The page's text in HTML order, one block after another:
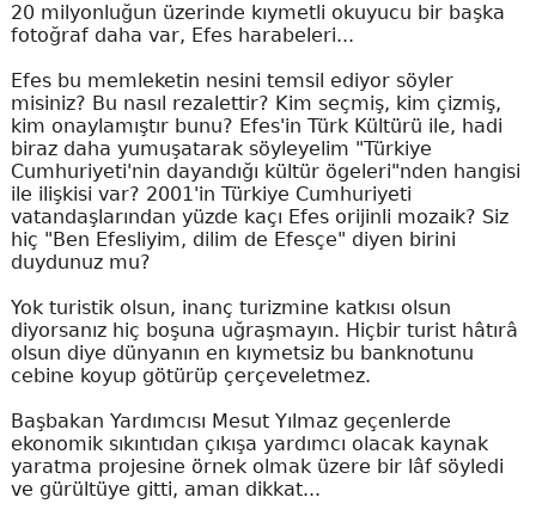
20 milyonluğun üzerinde kıymetli okuyucu bir başka
fotoğraf daha var, Efes harabeleri...
Efes bu memleketin nesini temsil ediyor söyler
misiniz? Bu nasıl rezalettir? Kim seçmiş, kim çizmiş,
kim onaylamıştır bunu? Efes'in Türk Kültürü ile, hadi
biraz daha yumuşatarak söyleyelim "Türkiye
Cumhuriyeti'nin dayandığı kültür ögeleri"nden hangisi
ile ilişkisi var? 2001'in Türkiye Cumhuriyeti
vatandaşlarından yüzde kaçı Efes orijinli mozaik? Siz
hiç "Ben Efesliyim, dilim de Efesçe" diyen birini
duydunuz mu?
Yok turistik olsun, inanç turizmine katkısı olsun
diyorsanız hiç boşuna uğraşmayın. Hiçbir turist hâtırâ
olsun diye dünyanın en kıymetsiz bu banknotunu
cebine koyup götürüp çerçeveletmez.
Başbakan Yardımcısı Mesut Yılmaz geçenlerde
ekonomik sıkıntıdan çıkışa yardımcı olacak kaynak
yaratma projesine örnek olmak üzere bir lâf söyledi
ve gürültüye gitti, aman dikkat...